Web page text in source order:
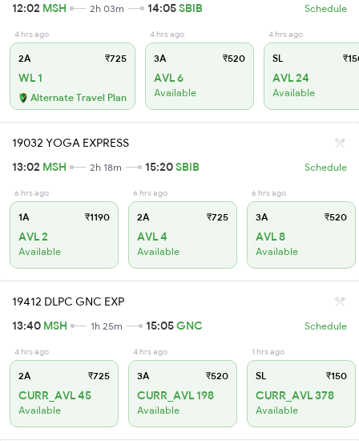
12:02 MSH 2h 03m 14:05SBIB Schedule
4 hrs ago
2A ₹725
WL 1
Alternate Travel Plan
4 hrs ago
3A ₹520
AVL 6
Available
4 hrs ago
SL
AVL 24
Available
19032 YOGA EXPRESS
13:02 MSH 2h 18m 15:20SBIB Schedule
6 hrs ago
1A ₹1190
AVL 2
Available
6 hrs ago
2A ₹725
AVL 4
Available
6 hrs ago
3A ₹520
AVL 8
Available
19412 DLPC GNC EXP
13:40 MSH 1h 25m 15:05GNC Schedule
4 hrs ago
2A ₹725
CURR_AVL 45
Available
4 hrs ago
3A ₹520
CURR_AVL 198
Available
1 hrs ago
SL ₹150
CURR_AVL 378
Available